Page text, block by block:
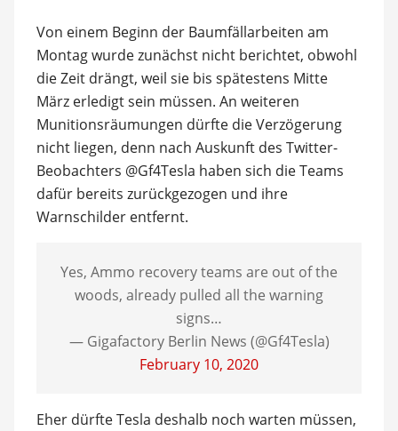
Von einem Beginn der Baumfällarbeiten am
Montag wurde zunächst nicht berichtet, obwohl
die Zeit drängt, weil sie bis spätestens Mitte
März erledigt sein müssen. An weiteren
Munitionsräumungen dürfte die Verzögerung
nicht liegen, denn nach Auskunft des Twitter-
Beobachters @Gf4Tesla haben sich die Teams
dafür bereits zurückgezogen und ihre
Warnschilder entfernt.
Yes, Ammo recovery teams are out of the
woods, already pulled all the warning
signs…
— Gigafactory Berlin News (@Gf4Tesla)
February 10, 2020
Eher dürfte Tesla deshalb noch warten müssen,